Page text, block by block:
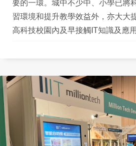
要的一環。城中不少中、小學已將
習環境和提升教學效益外，亦大大
高科技校園內及早接觸IT知識及應